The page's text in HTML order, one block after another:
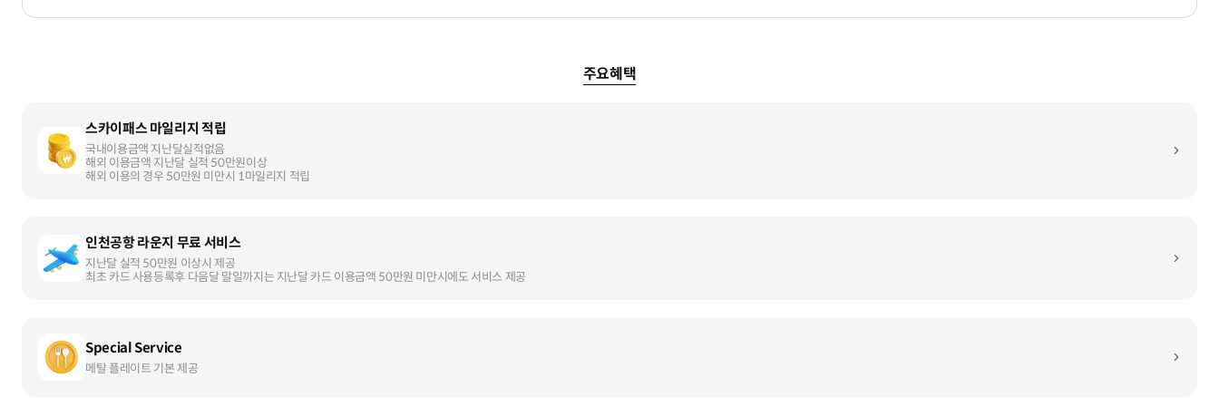
주요혜택
스카이패스 마일리지 적립
국내이용금액 지난달실적없음
해외 이용금액 지난달 실적 50만원이상
해외 이용의 경우 50만원 미만시 1마일리지 적립
인천공항 라운지 무료 서비스
지난달 실적 50만원 이상시 제공
최초 카드 사용등록후 다음달 말일까지는 지난달 카드 이용금액 50만원 미만시에도 서비스 제공
Special Service
메탈 플레이트 기본 제공